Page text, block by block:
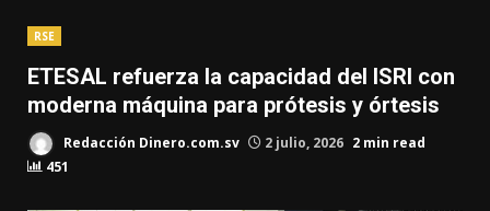
RSE
ETESAL refuerza la capacidad del ISRI con
moderna máquina para prótesis y órtesis
Redacción Dinero.com.sv 2 julio, 2026 2 min read
451